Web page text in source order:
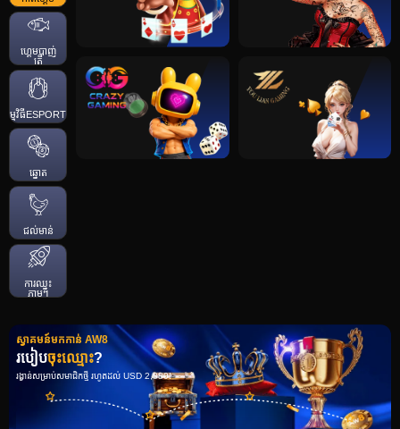
ហ្គេមបាញ់
ត្រី
កម្មវិធីESPORTS
ឆ្នោត
ជល់មាន់
ការឈ្នះ
ភ្លាមៗ
ស្វាគមន៍មកកាន់ AW8
របៀបចុះឈ្មោះ?
រង្វាន់សម្រាប់សមាជិកថ្មី រហូតដល់ USD 2,880!